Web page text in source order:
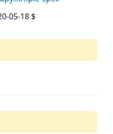
05-18 $